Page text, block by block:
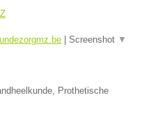
Screenshot ▼
Prothetische